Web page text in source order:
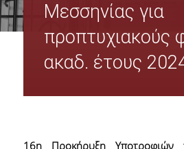
Σύνθεση Διοικητικού Συμβουλίου
Πρακτικά Δ.Σ.
Μεσσηνίας για
προπτυχιακούς
ακαδ. έτους
16η Προκήρυξη Υποτροφιών